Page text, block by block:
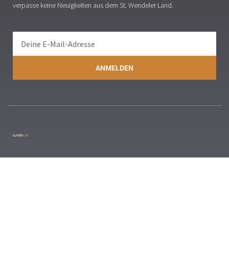
verpasse keine Neuigkeiten aus dem St. Wendeler Land.
ANMELDEN